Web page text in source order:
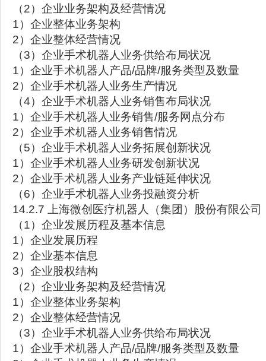
（2）企业业务架构及经营情况
1）企业整体业务架构
2）企业整体经营情况
（3）企业手术机器人业务供给布局状况
1）企业手术机器人产品/品牌/服务类型及数量
2）企业手术机器人业务生产情况
（4）企业手术机器人业务销售布局状况
1）企业手术机器人业务销售/服务网点分布
2）企业手术机器人业务销售情况
（5）企业手术机器人业务拓展创新状况
1）企业手术机器人业务研发创新状况
2）企业手术机器人业务产业链延伸状况
（6）企业手术机器人业务投融资分析
14.2.7 上海微创医疗机器人（集团）股份有限公司
（1）企业发展历程及基本信息
1）企业发展历程
2）企业基本信息
3）企业股权结构
（2）企业业务架构及经营情况
1）企业整体业务架构
2）企业整体经营情况
（3）企业手术机器人业务供给布局状况
1）企业手术机器人产品/品牌/服务类型及数量